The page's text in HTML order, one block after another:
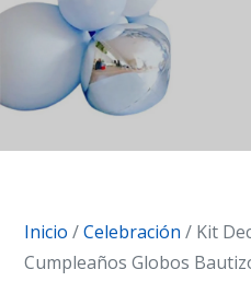
Inicio /Celebración / Kit
Cumpleaños Globos